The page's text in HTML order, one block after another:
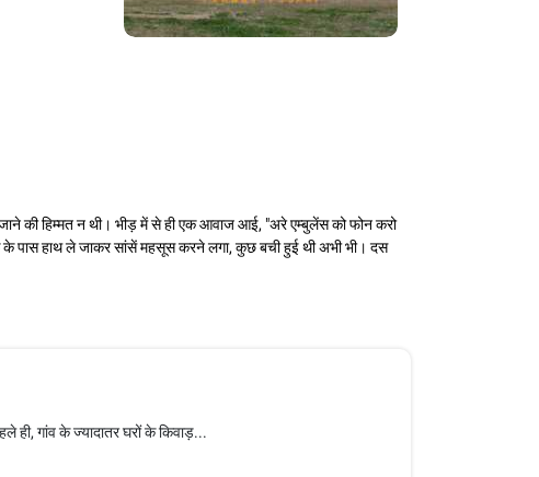
की हिम्मत न थी। भीड़ में से ही एक आवाज आई, "अरे एम्बुलेंस को फोन करो
पास हाथ ले जाकर सांसें महसूस करने लगा, कुछ बची हुई थी अभी भी। दस
ही, गांव के ज्यादातर घरों के किवाड़...